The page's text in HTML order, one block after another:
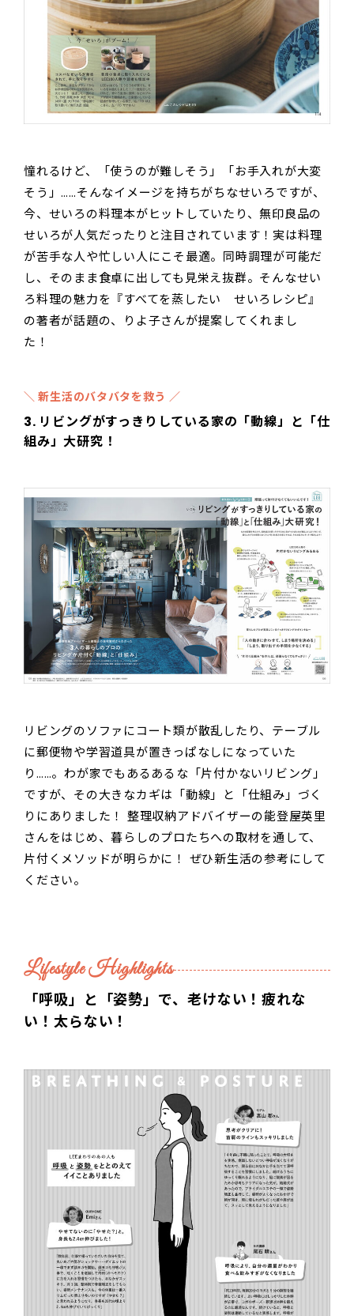
憧れるけど、「使うのが難しそう」「お手入れが大変
そう」……そんなイメージを持ちがちなせいろですが、
今、せいろの料理本がヒットしていたり、無印良品の
せいろが人気だったりと注目されています！実は料理
が苦手な人や忙しい人にこそ最適。同時調理が可能だ
し、そのまま食卓に出しても見栄え抜群。そんなせい
ろ料理の魅力を『すべてを蒸したい せいろレシピ』
の著者が話題の、りよ子さんが提案してくれまし
た！
＼ 新生活のバタバタを救う ／
3. リビングがすっきりしている家の「動線」と「仕
組み」大研究！
リビングのソファにコート類が散乱したり、テーブル
に郵便物や学習道具が置きっぱなしになっていた
り……。わが家でもあるあるな「片付かないリビング」
ですが、その大きなカギは「動線」と「仕組み」づく
りにありました！ 整理収納アドバイザーの能登屋英里
さんをはじめ、暮らしのプロたちへの取材を通して、
片付くメソッドが明らかに！ ぜひ新生活の参考にして
ください。
Lifestyle Highlights
「呼吸」と「姿勢」で、老けない！疲れな
い！太らない！